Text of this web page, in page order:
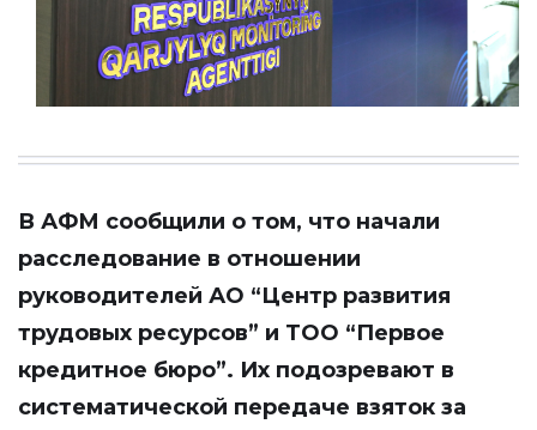
В АФМ сообщили о том, что начали
расследование в отношении
руководителей АО “Центр развития
трудовых ресурсов” и ТОО “Первое
кредитное бюро”. Их подозревают в
систематической передаче взяток за